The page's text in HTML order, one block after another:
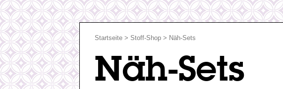
Startseite > Stoff-Shop > Näh-Sets
Näh-Sets